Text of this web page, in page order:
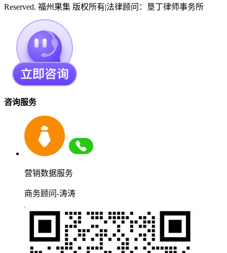
Reserved. 福州果集 版权所有|法律顾问：垦丁律师事务所
咨询服务
营销数据服务
商务顾问-涛涛